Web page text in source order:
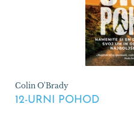
Colin O'Brady
12-URNI POHOD